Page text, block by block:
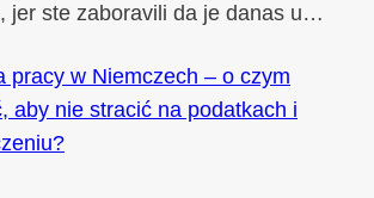
jer ste zaboravili da je danas u…